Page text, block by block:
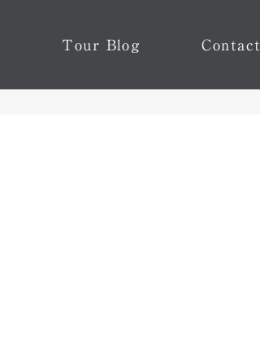
Tour Blog Contact